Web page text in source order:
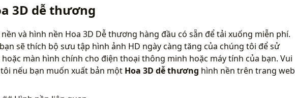
3D dễ thương
và hình nền Hoa 3D Dễ thương hàng đầu có sẵn để tải xuống miễn phí.
sẽ thích bộ sưu tập hình ảnh HD ngày càng tăng của chúng tôi để sử
màn hình chính cho điện thoại thông minh hoặc máy tính của bạn. Vui
nếu bạn muốn xuất bản một Hoa 3D dễ thương hình nền trên trang web